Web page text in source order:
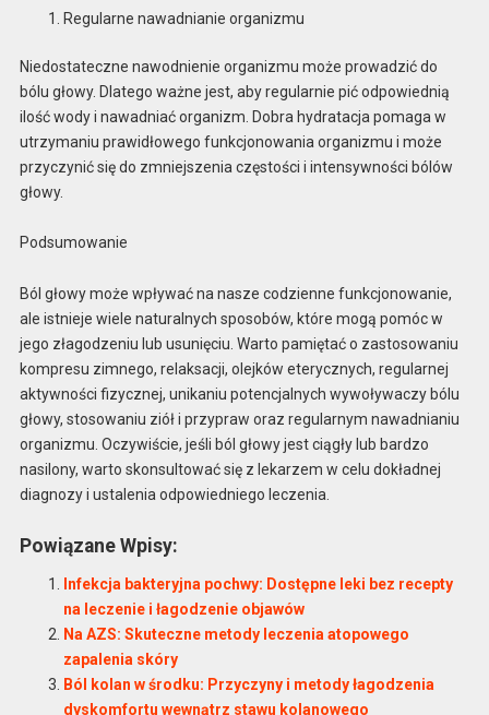
Regularne nawadnianie organizmu
Niedostateczne nawodnienie organizmu może prowadzić do
bólu głowy. Dlatego ważne jest, aby regularnie pić odpowiednią
ilość wody i nawadniać organizm. Dobra hydratacja pomaga w
utrzymaniu prawidłowego funkcjonowania organizmu i może
przyczynić się do zmniejszenia częstości i intensywności bólów
głowy.
Podsumowanie
Ból głowy może wpływać na nasze codzienne funkcjonowanie,
ale istnieje wiele naturalnych sposobów, które mogą pomóc w
jego złagodzeniu lub usunięciu. Warto pamiętać o zastosowaniu
kompresu zimnego, relaksacji, olejków eterycznych, regularnej
aktywności fizycznej, unikaniu potencjalnych wywoływaczy bólu
głowy, stosowaniu ziół i przypraw oraz regularnym nawadnianiu
organizmu. Oczywiście, jeśli ból głowy jest ciągły lub bardzo
nasilony, warto skonsultować się z lekarzem w celu dokładnej
diagnozy i ustalenia odpowiedniego leczenia.
Powiązane Wpisy:
Infekcja bakteryjna pochwy: Dostępne leki bez recepty
na leczenie i łagodzenie objawów
Na AZS: Skuteczne metody leczenia atopowego
zapalenia skóry
Ból kolan w środku: Przyczyny i metody łagodzenia
dyskomfortu wewnątrz stawu kolanowego